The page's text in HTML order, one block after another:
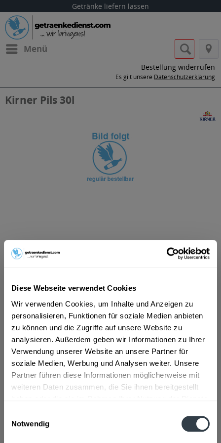
Diese Webseite verwendet Cookies
Wir verwenden Cookies, um Inhalte und Anzeigen zu
personalisieren, Funktionen für soziale Medien anbieten
zu können und die Zugriffe auf unsere Website zu
analysieren. Außerdem geben wir Informationen zu Ihrer
Verwendung unserer Website an unsere Partner für
soziale Medien, Werbung und Analysen weiter. Unsere
Partner führen diese Informationen möglicherweise mit
weiteren Daten zusammen, die Sie ihnen bereitgestellt
Notwendig
Getränke liefern lassen
Menü
Bestellung widerrufen
Es gilt unsere Datenschutzerklärung
Kirner Pils 30l
ab 72,09 € *
Inhalt: 30 Liter (2,40 € * / 1 Liter)
MEHRWEG
+30,00 € Pfand
In denWarenkorb
Artikel-Nr.:
Verfügbar in:
Beschreibung
"Kirner Pils 30l"